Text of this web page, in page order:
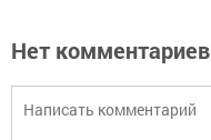
Нет комментариев